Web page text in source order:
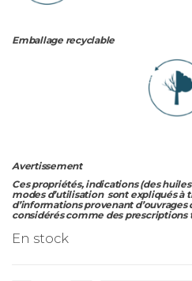
Emballage recyclable
Avertissement
Ces propriétés, indications (des
modes d’utilisation sont expliqués
d’informations provenant
considérés comme des prescriptions
En stock